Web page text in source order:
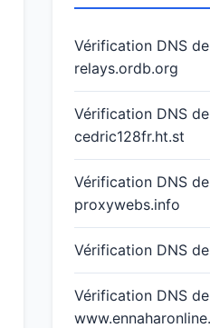
Vérification DNS de
relays.ordb.org
Vérification DNS de
cedric128fr.ht.st
Vérification DNS de
proxywebs.info
Vérification DNS
Vérification DNS de